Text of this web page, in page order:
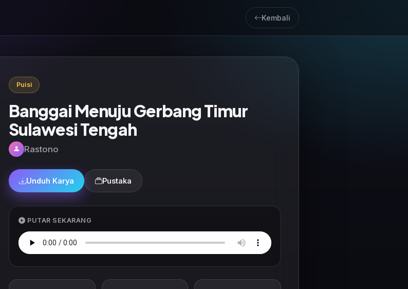
Kembali
Puisi
Banggai Menuju Gerbang Timur
Sulawesi Tengah
Rastono
Unduh Karya Pustaka
PUTAR SEKARANG